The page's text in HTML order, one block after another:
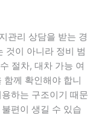
관리 상담을 받는 경
것이 아니라 정비 범
절차, 대차 가능 여
께 확인해야 합니
하는 구조이기 때문
편이 생길 수 있습